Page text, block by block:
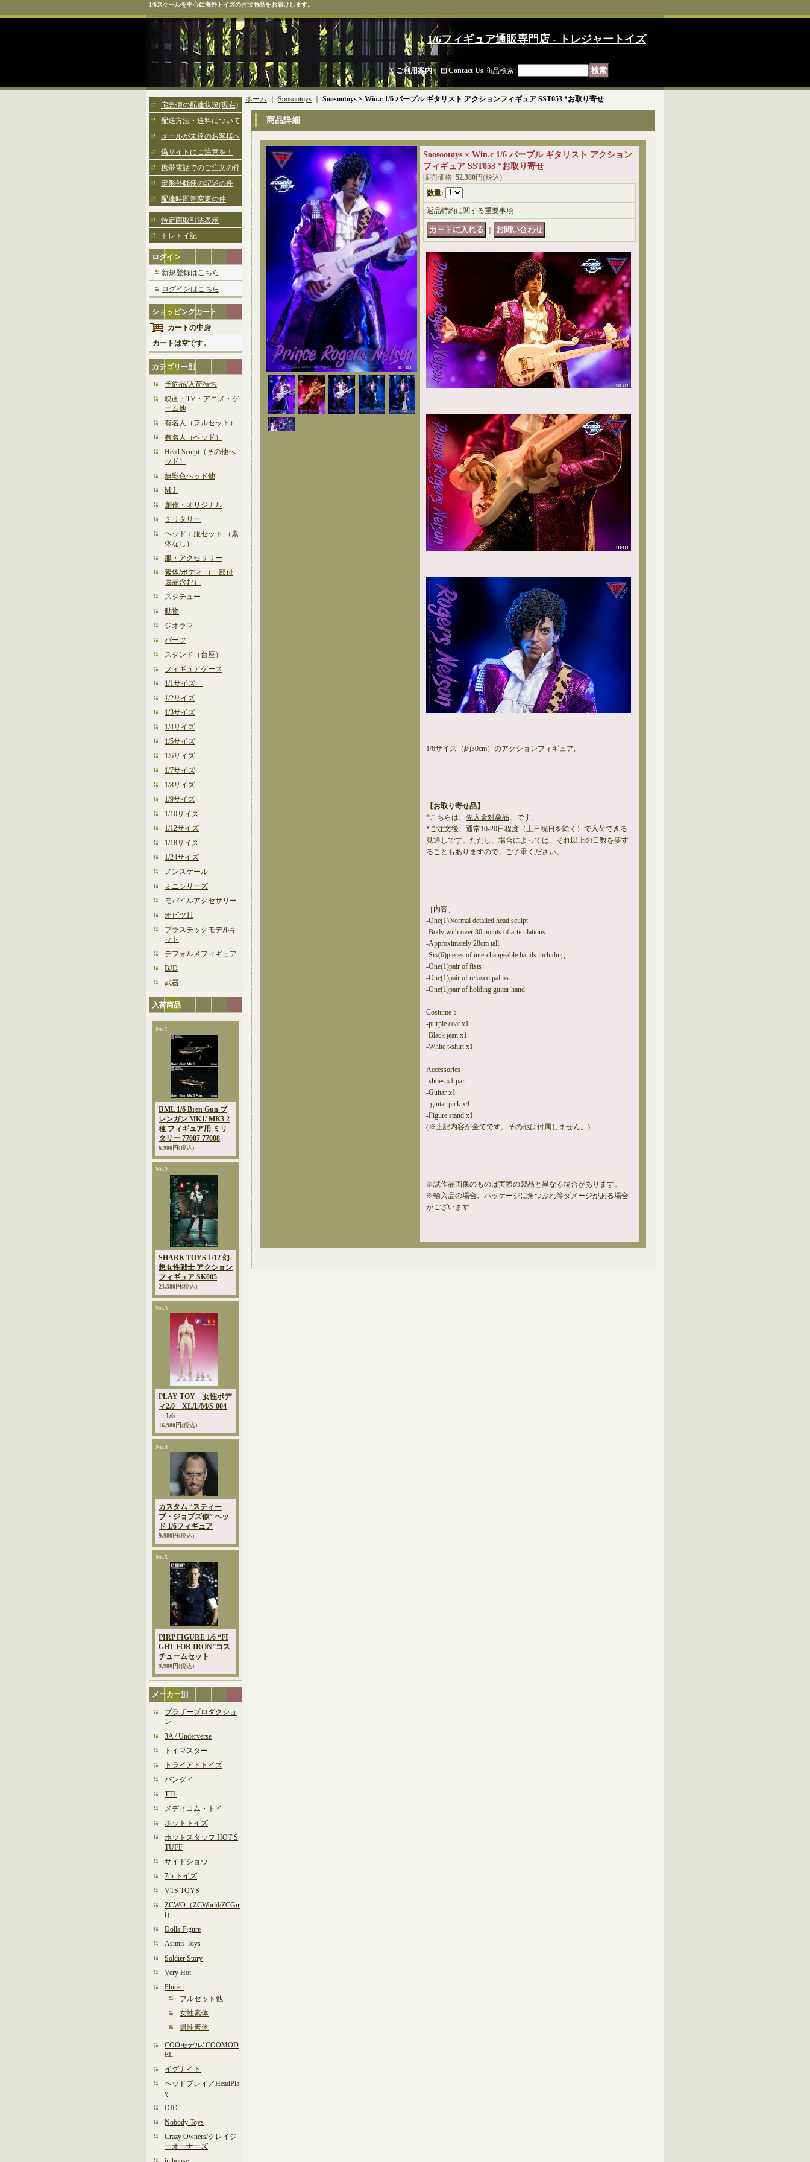
1/6スケールを中心に海外トイズのお宝商品をお届けします。
1/6フィギュア通販専門店 - トレジャートイズ
ご利用案内｜ Contact Us 商品検索:
宅急便の配達状況(現在)
配送方法・送料について
メールが未達のお客様へ
偽サイトにご注意を！
携帯電話でのご注文の件
定形外郵便の記述の件
配達時間帯変更の件
特定商取引法表示
トレトイ記
ログイン
新規登録はこちら
ログインはこちら
ショッピングカート
カートの中身
カートは空です。
カテゴリー別
予約品/入荷待ち
映画・TV・アニメ・ゲ
ーム他
有名人（フルセット）
有名人（ヘッド）
Head Sculpt（その他ヘ
ッド）
無彩色ヘッド他
M.J.
創作・オリジナル
ミリタリー
ヘッド＋服セット （素
体なし）
服・アクセサリー
素体/ボディ （一部付
属品含む）
スタチュー
動物
ジオラマ
パーツ
スタンド（台座）
フィギュアケース
1/1サイズ
1/2サイズ
1/3サイズ
1/4サイズ
1/5サイズ
1/6サイズ
1/7サイズ
1/8サイズ
1/9サイズ
1/10サイズ
1/12サイズ
1/18サイズ
1/24サイズ
ノンスケール
ミニシリーズ
モバイルアクセサリー
オビツ11
プラスチックモデルキ
ット
デフォルメフィギュア
BJD
武器
入荷商品
No.1
DML 1/6 Bren Gun ブ
レンガン MK1/ MK3 2
種 フィギュア用 ミリ
タリー 77007 77008
6,980円(税込)
No.2
SHARK TOYS 1/12 幻
想女性戦士 アクション
フィギュア SK005
23,580円(税込)
No.3
PLAY TOY 女性ボデ
ィ2.0 XL/L/M/S-004
1/6
16,980円(税込)
No.4
カスタム “スティー
ブ・ジョブズ似” ヘッ
ド 1/6フィギュア
9,980円(税込)
No.5
PIRP FIGURE 1/6 “FI
GHT FOR IRON”コス
チュームセット
9,980円(税込)
メーカー別
ブラザープロダクショ
ン
3A / Underverse
トイマスター
トライアドトイズ
バンダイ
TTL
メディコム・トイ
ホットトイズ
ホットスタッフ HOT S
TUFF
サイドショウ
7th トイズ
VTS TOYS
ZCWO（ZCWorld/ZCGir
l）
Dolls Figure
Asmus Toys
Soldier Story
Very Hot
Phicen
フルセット他
女性素体
男性素体
COOモデル/ COOMOD
EL
イグナイト
ヘッドプレイ／HeadPla
y
DID
Nobody Toys
Crazy Owners/クレイジ
ーオーナーズ
ホーム Soosootoys Soosootoys × Win.c 1/6 パープル ギタリスト アクションフィギュア SST053 *お取り寄せ
商品詳細
Soosootoys × Win.c 1/6 パープル ギタリスト アクション
フィギュア SST053 *お取り寄せ
販売価格: 52,380円(税込)
数量:
返品特約に関する重要事項
1/6サイズ（約30cm）のアクションフィギュア。
【お取り寄せ品】
*こちらは、 先入金対象品、です。
*ご注文後、通常10-20日程度（土日祝日を除く）で入荷できる
見通しです。ただし、場合によっては、それ以上の日数を要す
ることもありますので、ご了承ください。
［内容］
-One(1)Normal detailed head sculpt
-Body with over 30 points of articulations
-Approximately 28cm tall
-Six(6)pieces of interchangeable hands including:
-One(1)pair of fists
-One(1)pair of relaxed palms
-One(1)pair of holding guitar hand
Costume：
-purple coat x1
-Black jean x1
-White t-shirt x1
Accessories
-shoes x1 pair
-Guitar x1
- guitar pick x4
-Figure stand x1
(※上記内容が全てです。その他は付属しません。)
※試作品画像のものは実際の製品と異なる場合があります。
※輸入品の場合、パッケージに角つぶれ等ダメージがある場合
がございます